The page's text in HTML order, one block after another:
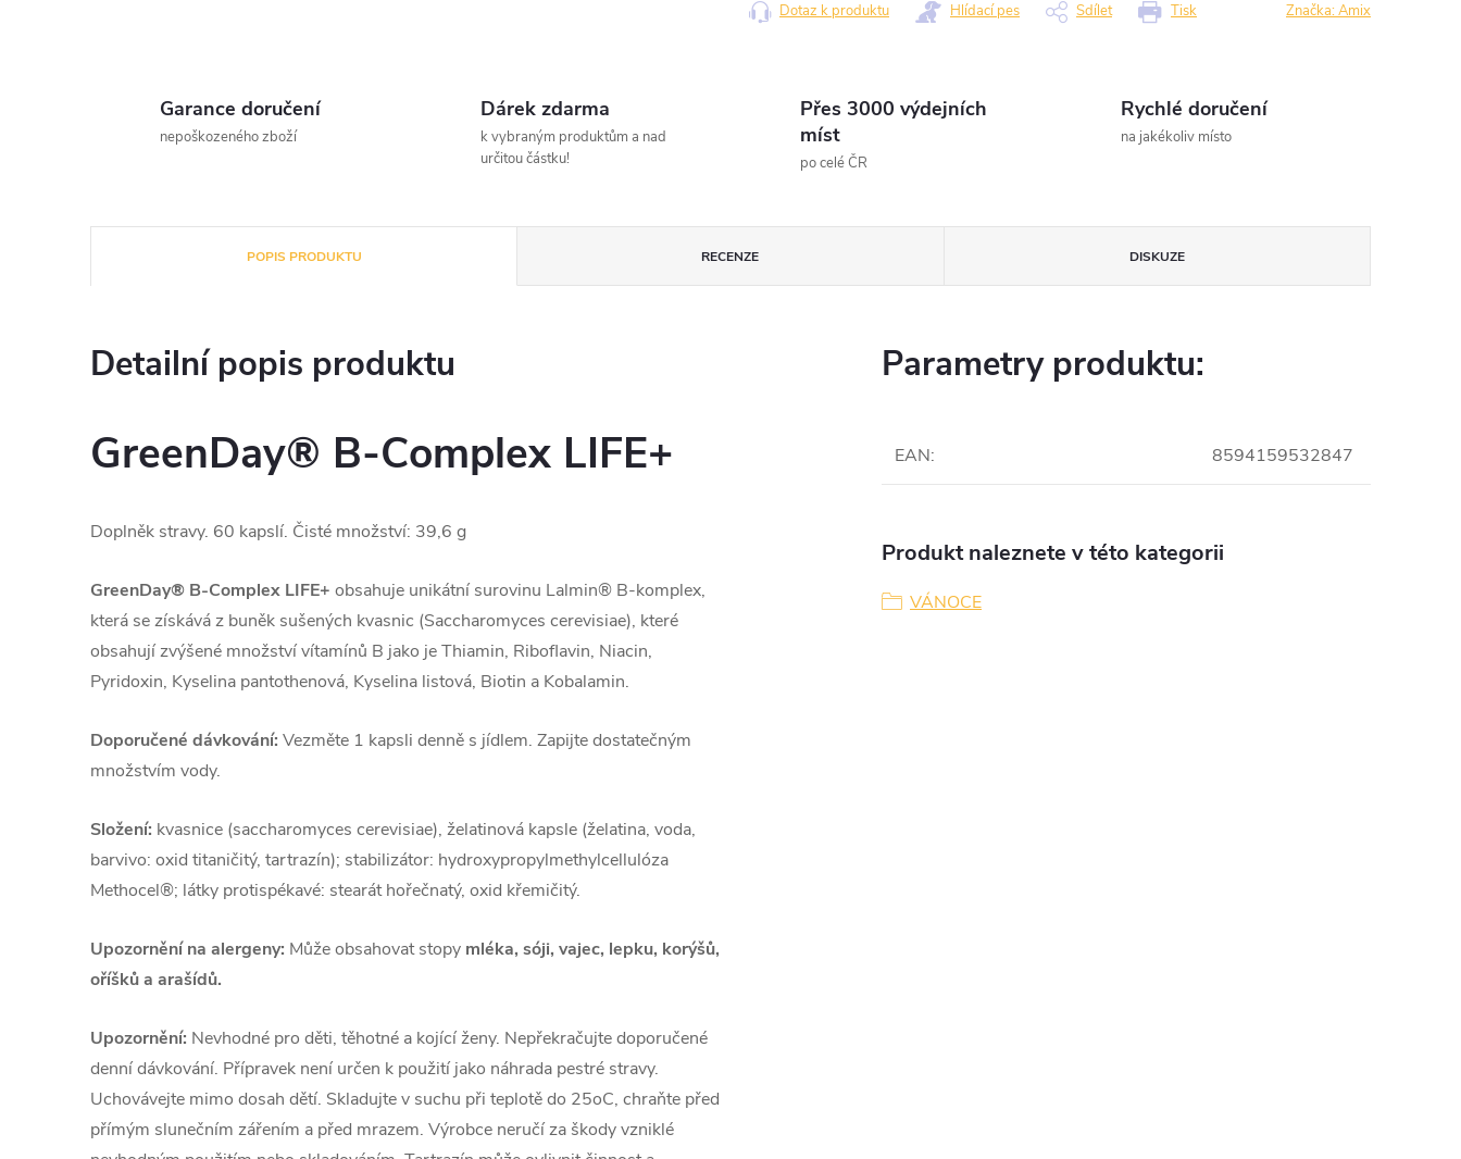
Tisk
Dotaz k produktu Hlídací pes Sdílet Značka:Amix
Garance doručení
nepoškozeného zboží
Dárek zdarma
k vybraným produktům a nad
určitou částku!
Přes 3000 výdejních
míst
po celé ČR
Rychlé doručení
na jakékoliv místo
POPIS PRODUKTU RECENZE DISKUZE
Detailní popis produktu
GreenDay® B-Complex LIFE+
Doplněk stravy. 60 kapslí. Čisté množství: 39,6 g
GreenDay® B-Complex LIFE+ obsahuje unikátní surovinu Lalmin® B-komplex,
která se získává z buněk sušených kvasnic (Saccharomyces cerevisiae), které
obsahují zvýšené množství vítamínů B jako je Thiamin, Riboflavin, Niacin,
Pyridoxin, Kyselina pantothenová, Kyselina listová, Biotin a Kobalamin.
Doporučené dávkování: Vezměte 1 kapsli denně s jídlem. Zapijte dostatečným
množstvím vody.
Složení: kvasnice (saccharomyces cerevisiae), želatinová kapsle (želatina, voda,
barvivo: oxid titaničitý, tartrazín); stabilizátor: hydroxypropylmethylcellulóza
Methocel®; látky protispékavé: stearát hořečnatý, oxid křemičitý.
Upozornění na alergeny: Může obsahovat stopy mléka, sóji, vajec, lepku, korýšů,
oříšků a arašídů.
Upozornění: Nevhodné pro děti, těhotné a kojící ženy. Nepřekračujte doporučené
denní dávkování. Přípravek není určen k použití jako náhrada pestré stravy.
Uchovávejte mimo dosah dětí. Skladujte v suchu při teplotě do 25oC, chraňte před
přímým slunečním zářením a před mrazem. Výrobce neručí za škody vzniklé
Parametry produktu:
EAN: 8594159532847
Produkt naleznete v této kategorii
VÁNOCE